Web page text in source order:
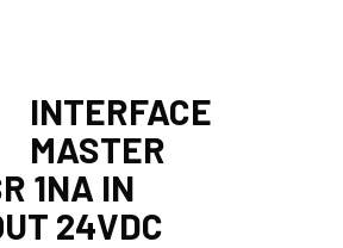
INTERFACE
MASTER
1NA IN
24VDC